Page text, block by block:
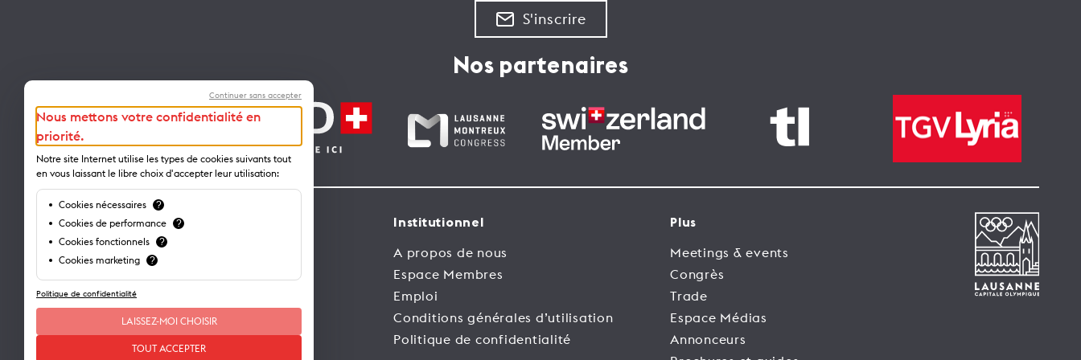
S'inscrire
Nos partenaires
Contact
Lausanne Tourisme – administration
1001 Lausanne – Suisse
info@lausanne-tourisme.ch
+41 21 613 73 73
Institutionnel
A propos de nous
Espace Membres
Emploi
Conditions générales d’utilisation
Politique de confidentialité
Plus
Meetings & events
Congrès
Trade
Espace Médias
Annonceurs
Continuer sans accepter
Nous mettons votre confidentialité en
priorité.
Notre site Internet utilise les types de cookies suivants tout
en vous laissant le libre choix d'accepter leur utilisation:
Cookies nécessaires ?
Cookies de performance ?
Cookies fonctionnels ?
Cookies marketing ?
Politique de confidentialité
LAISSEZ-MOI CHOISIR
TOUT ACCEPTER